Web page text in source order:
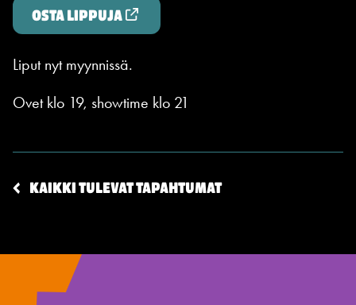
OSTA LIPPUJA
Liput nyt myynnissä.
Ovet klo 19, showtime klo 21
KAIKKI TULEVAT TAPAHTUMAT